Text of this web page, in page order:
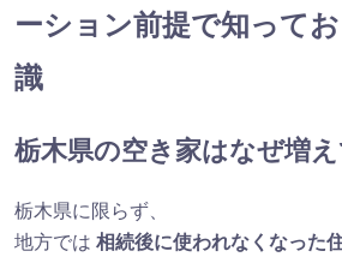
ーション前提で知って
識
栃木県の空き家はなぜ増
栃木県に限らず、
地方では 相続後に使われなくなった